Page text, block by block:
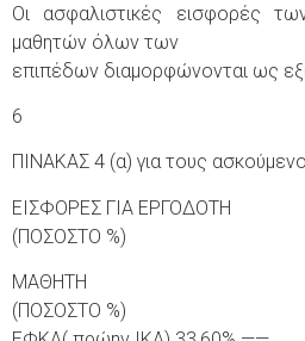
Οι ασφαλιστικές εισφορές
μαθητών όλων των
επιπέδων διαμορφώνονται ως
6
ΠΙΝΑΚΑΣ 4 (α) για τους
ΕΙΣΦΟΡΕΣ ΓΙΑ ΕΡΓΟΔΟΤΗ
(ΠΟΣΟΣΤΟ %)
ΜΑΘΗΤΗ
(ΠΟΣΟΣΤΟ %)